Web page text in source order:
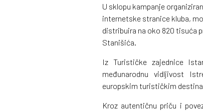
U sklopu kampanje
internetske stranice kluba,
distribuira na oko 820 tisuća
Stanišića.
Iz Turističke zajednice
međunarodnu vidljivost
europskim turističkim
Kroz autentičnu priču i